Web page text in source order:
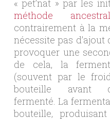
« pet’nat » par les
méthode
contrairement à la
nécessite pas
provoquer une
de cela, la
(souvent par le
bouteille avant
fermenté. La
bouteille,